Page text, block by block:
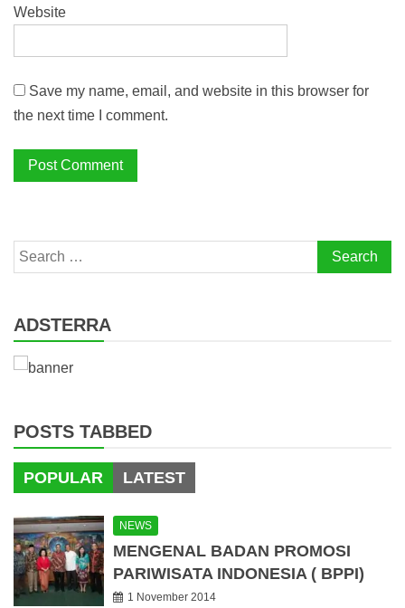
Website
Save my name, email, and website in this browser for
the next time I comment.
Search
for:
ADSTERRA
POSTS TABBED
POPULAR LATEST
NEWS
MENGENAL BADAN PROMOSI
PARIWISATA INDONESIA ( BPPI)
1 November 2014